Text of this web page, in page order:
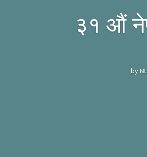
३१ औं
by